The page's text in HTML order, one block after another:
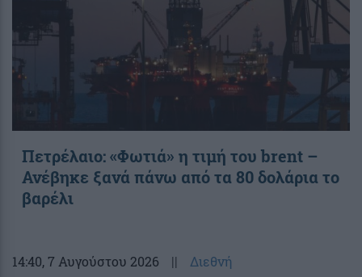
Πετρέλαιο: «Φωτιά» η τιμή του brent –
Ανέβηκε ξανά πάνω από τα 80 δολάρια το
βαρέλι
14:40, 7 Αυγούστου 2026 || Διεθνή